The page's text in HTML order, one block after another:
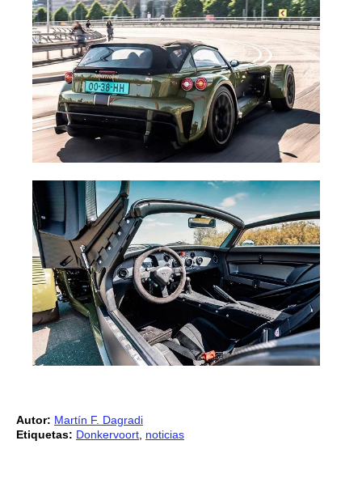
Autor: Martín F. Dagradi
Etiquetas: Donkervoort noticias